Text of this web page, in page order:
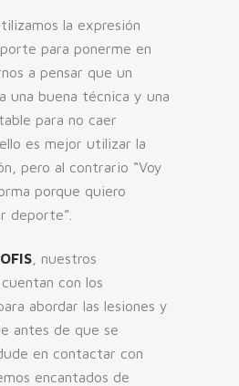
la expresión
para ponerme en
a pensar que un
una buena técnica y una
para no caer
es mejor utilizar la
pero al contrario “Voy
porque quiero
deporte”.
, nuestros
con los
abordar las lesiones y
antes de que se
en contactar con
encantados de